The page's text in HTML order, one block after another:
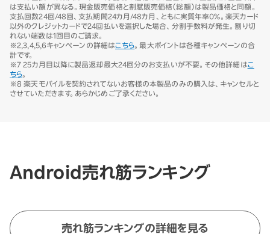
は支払い額が異なる。現金販売価格と割賦販売価格（総額）は製品価格と同額。
支払回数24回/48回、支払期間24カ月/48カ月、ともに実質年率0％。楽天カード
以外のクレジットカードで24回払いを選択した場合、分割手数料が発生。割り切
れない端数は1回目のご請求。
※2,3,4,5,6キャンペーンの詳細はこちら。最大ポイントは各種キャンペーンの合
計です。
※7 25カ月目以降に製品返却最大24回分のお支払いが不要。その他詳細はこ
ちら。
※8 楽天モバイルを契約されてないお客様の本製品のみの購入は、キャンセルと
させていただきます。あらかじめご了承ください。
Android売れ筋ランキング
売れ筋ランキングの詳細を見る